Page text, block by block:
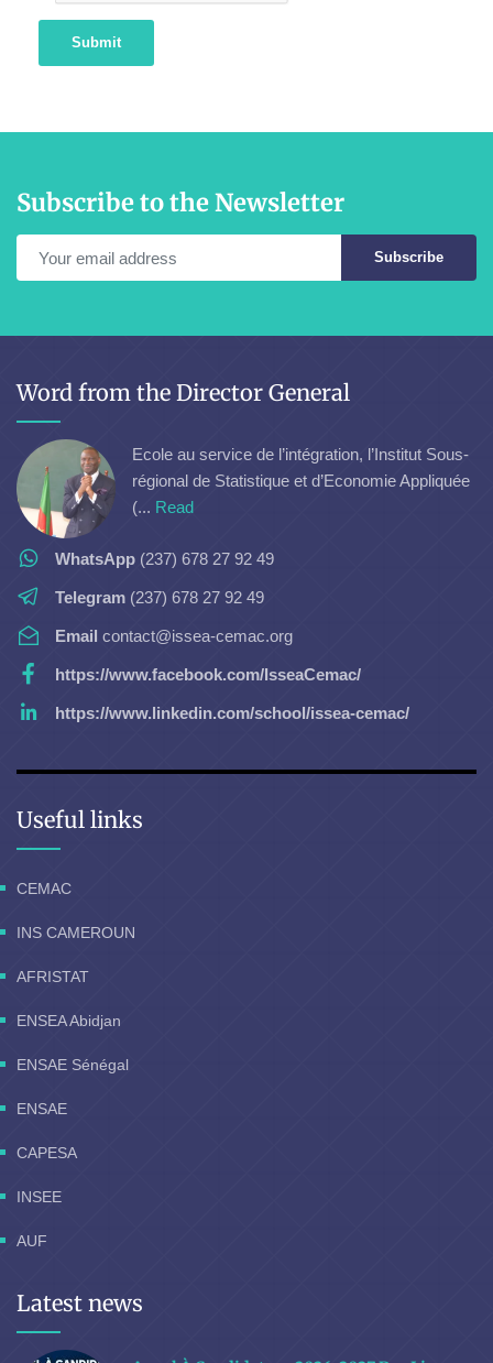
Submit
Subscribe to the Newsletter
Subscribe
Word from the Director General
Ecole au service de l’intégration, l’Institut Sous-
régional de Statistique et d’Economie Appliquée
(... Read
WhatsApp (237) 678 27 92 49
Telegram (237) 678 27 92 49
Email contact@issea-cemac.org
https://www.facebook.com/IsseaCemac/
https://www.linkedin.com/school/issea-cemac/
Useful links
CEMAC
INS CAMEROUN
AFRISTAT
ENSEA Abidjan
ENSAE Sénégal
ENSAE
CAPESA
INSEE
AUF
Latest news